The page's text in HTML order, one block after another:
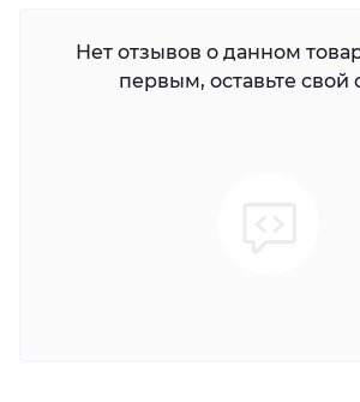
Нет отзывов о данном
первым, оставьте свой